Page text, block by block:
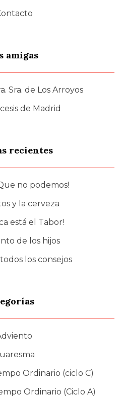
amigas
Sra. de Los Arroyos
de Madrid
recientes
no podemos!
y la cerveza
está el Tabor!
de los hijos
los consejos
Ordinario (ciclo C)
Ordinario (Ciclo A)